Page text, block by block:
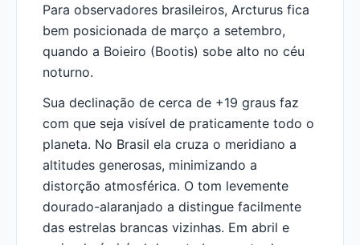
Para observadores brasileiros, Arcturus fica
bem posicionada de março a setembro,
quando a Boieiro (Bootis) sobe alto no céu
noturno.
Sua declinação de cerca de +19 graus faz
com que seja visível de praticamente todo o
planeta. No Brasil ela cruza o meridiano a
altitudes generosas, minimizando a
distorção atmosférica. O tom levemente
dourado-alaranjado a distingue facilmente
das estrelas brancas vizinhas. Em abril e